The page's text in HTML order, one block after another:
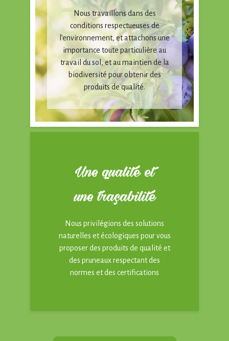
Nous travaillons dans des
conditions respectueuses de
l’environnement, et attachons une
importance toute particulière au
travail du sol, et au maintien de la
biodiversité pour obtenir des
produits de qualité.
Une qualité et
une traçabilité
Nous privilégions des solutions
naturelles et écologiques pour vous
proposer des produits de qualité et
des pruneaux respectant des
normes et des certifications